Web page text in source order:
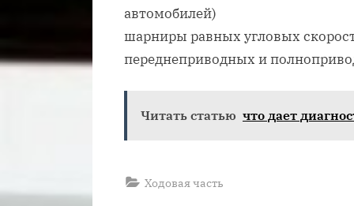
автомобилей)
шарниры равных угловых
переднеприводных и
Читать статью что дает
Ходовая часть